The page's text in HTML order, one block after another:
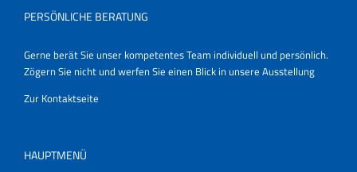
PERSÖNLICHE BERATUNG
Gerne berät Sie unser kompetentes Team individuell und persönlich.
Zögern Sie nicht und werfen Sie einen Blick in unsere Ausstellung
Zur Kontaktseite
HAUPTMENÜ